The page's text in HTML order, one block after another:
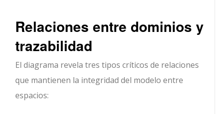
Relaciones entre dominios y
trazabilidad
El diagrama revela tres tipos críticos de relaciones
que mantienen la integridad del modelo entre
espacios: